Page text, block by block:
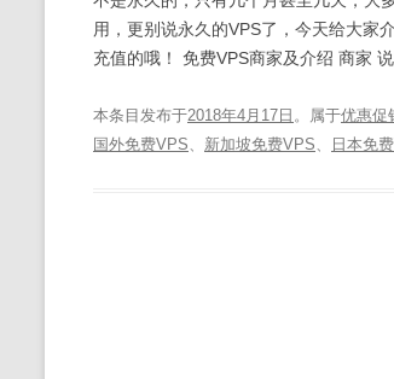
用，更别说永久的VPS了，今天给大家
充值的哦！ 免费VPS商家及介绍 商家
本条目发布于2018年4月17日 。属于优惠促
国外免费VPS、 新加坡免费VPS、 日本免